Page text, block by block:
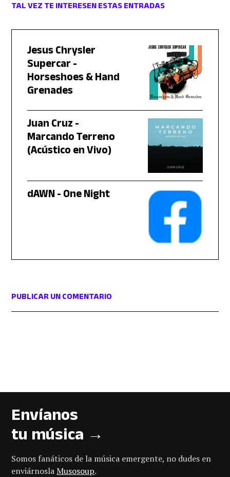
TAL VEZ TE INTERESEN ESTAS ENTRADAS
Jesus Chrysler
Supercar -
Horseshoes & Hand
Grenades
Juan Cruz -
Marcando Terreno
(Acústico en Vivo)
dAWN - One Night
PUBLICAR UN COMENTARIO
Envíanos
tu música →
Somos fanáticos de la música emergente, no dudes en
enviárnoslaMusosoup.